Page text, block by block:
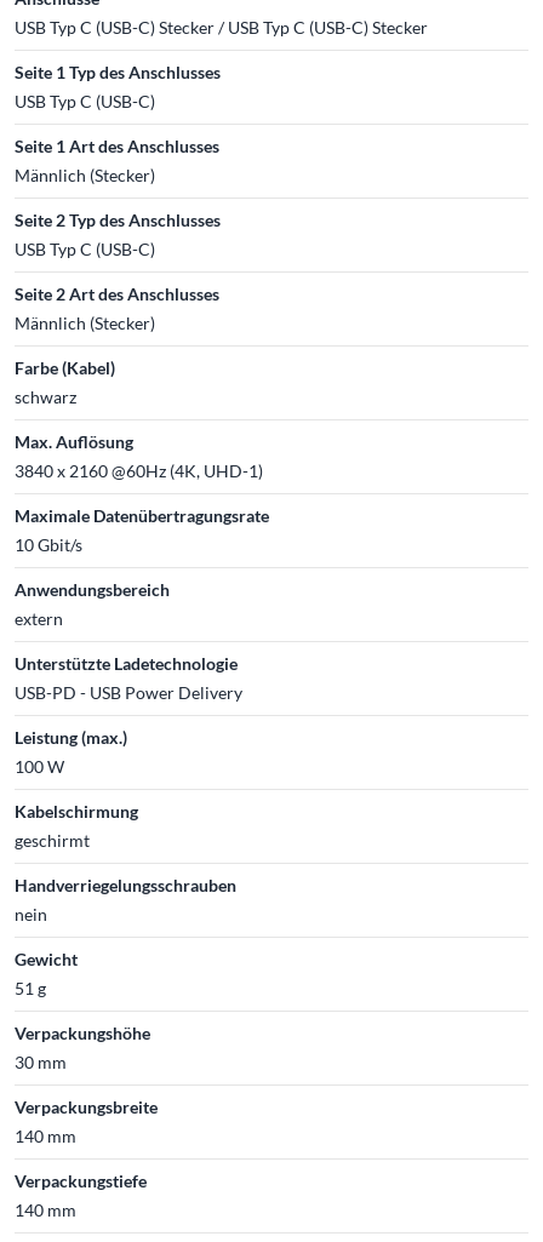
USB Typ C (USB-C) Stecker / USB Typ C (USB-C) Stecker
Seite 1 Typ des Anschlusses
USB Typ C (USB-C)
Seite 1 Art des Anschlusses
Männlich (Stecker)
Seite 2 Typ des Anschlusses
USB Typ C (USB-C)
Seite 2 Art des Anschlusses
Männlich (Stecker)
Farbe (Kabel)
schwarz
Max. Auflösung
3840 x 2160 @60Hz (4K, UHD-1)
Maximale Datenübertragungsrate
10 Gbit/s
Anwendungsbereich
extern
Unterstützte Ladetechnologie
USB-PD - USB Power Delivery
Leistung (max.)
100 W
Kabelschirmung
geschirmt
Handverriegelungsschrauben
nein
Gewicht
51 g
Verpackungshöhe
30 mm
Verpackungsbreite
140 mm
Verpackungstiefe
140 mm